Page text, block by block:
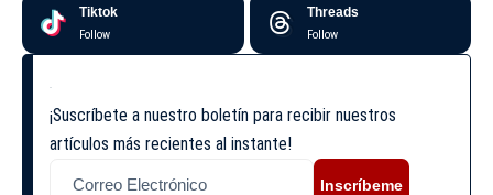
Tiktok
Follow
Threads
Follow
¡Suscríbete a nuestro boletín para recibir nuestros
artículos más recientes al instante!
Inscríbeme